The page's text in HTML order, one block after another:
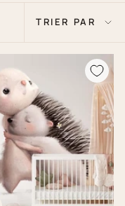
Trier
par
TRIER PAR